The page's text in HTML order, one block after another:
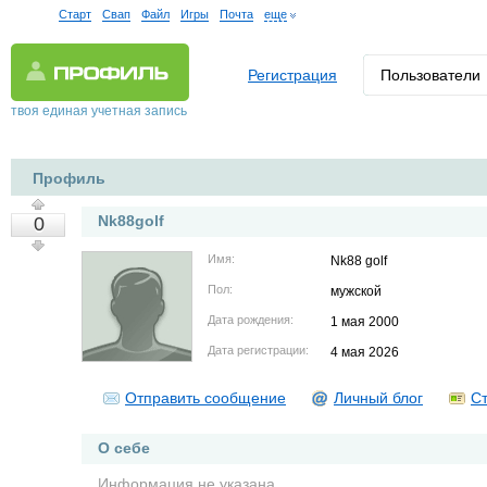
Старт Свап Файл Игры Почта еще
твоя единая учетная запись
Регистрация Пользователи
Профиль
0 Nk88golf
Имя: Nk88 golf
Пол: мужской
Дата рождения: 1 мая 2000
Дата регистрации: 4 мая 2026
Отправить сообщение Личный блог
О себе